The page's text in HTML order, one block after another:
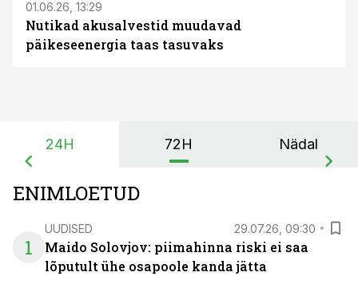
01.06.26, 13:29
Nutikad akusalvestid muudavad
päikeseenergia taas tasuvaks
24H 72H Nädal
ENIMLOETUD
1
UUDISED 29.07.26, 09:30
Maido Solovjov: piimahinna riski ei saa
lõputult ühe osapoole kanda jätta